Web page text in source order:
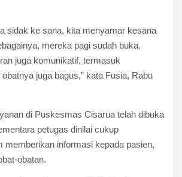
sidak ke sana, kita menyamar kesana
mereka pagi sudah buka.
juga komunikatif, termasuk
juga bagus,” kata Fusia, Rabu
di Puskesmas Cisarua telah dibuka
petugas dinilai cukup
memberikan informasi kepada pasien,
obatan.